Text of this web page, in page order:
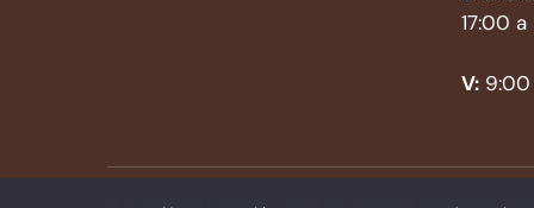
17:00
V: 9:00
© 2026 Spiral Personal. Todos los derechos reservados.